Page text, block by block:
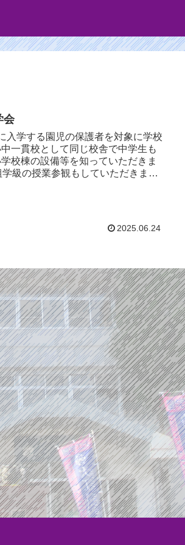
会
入学する園児の保護者を対象に学校
一貫校として同じ校舎で中学生も
校棟の設備等を知っていただきま
級の授業参観もしていただきまし
2025.06.24